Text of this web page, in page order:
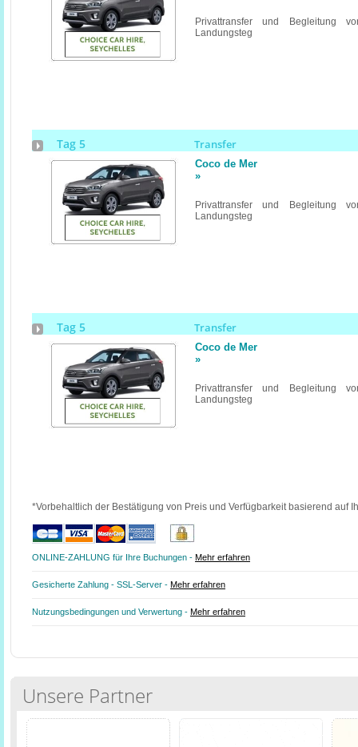
Privattransfer und Begleitung
Landungsteg
Tag 5 Transfer
Coco de Mer
»
Privattransfer und Begleitung
Landungsteg
Tag 5 Transfer
Coco de Mer
»
Privattransfer und Begleitung
Landungsteg
*Vorbehaltlich der Bestätigung von Preis und Verfügbarkeit basierend auf
ONLINE-ZAHLUNG für Ihre Buchungen - Mehr erfahren
Gesicherte Zahlung - SSL-Server - Mehr erfahren
Nutzungsbedingungen und Verwertung - Mehr erfahren
Unsere Partner